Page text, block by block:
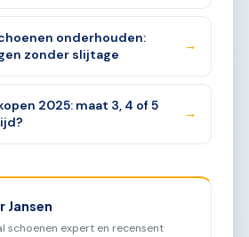
onderhouden:
zonder slijtage
→
2025: maat 3, 4 of 5
→
Jansen
schoenen expert en recensent